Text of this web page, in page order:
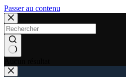
Passer au contenu